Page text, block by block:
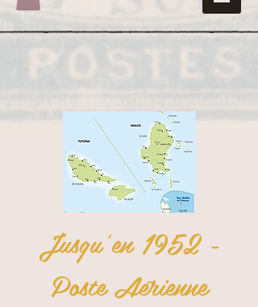
Jusqu'en 1952 -
Poste Aérienne